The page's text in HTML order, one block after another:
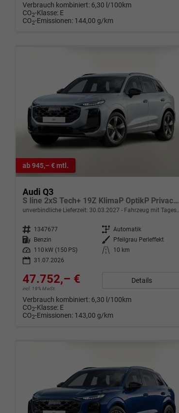
Verbrauch kombiniert: 6,30 l/100km
CO2-Klasse: E
CO2-Emissionen: 144,00 g/km
ab 945,– € mtl.
Audi Q3
S line 2xS Tech+ 19Z KlimaP OptikP Privacy eHK
unverbindliche Lieferzeit: 30.03.2027 Fahrzeug mit Tageszulassung
Fahrzeugnr. 1347677 Getriebe Automatik
Kraftstoff Benzin Außenfarbe
Pfeilgrau Perleffekt
Leistung
110 kW (150 PS) Kilometerstand
10 km
31.07.2026
47.752,– €
incl. 19% MwSt.
Details
Verbrauch kombiniert: 6,30 l/100km
CO2-Klasse: E
CO2-Emissionen: 143,00 g/km